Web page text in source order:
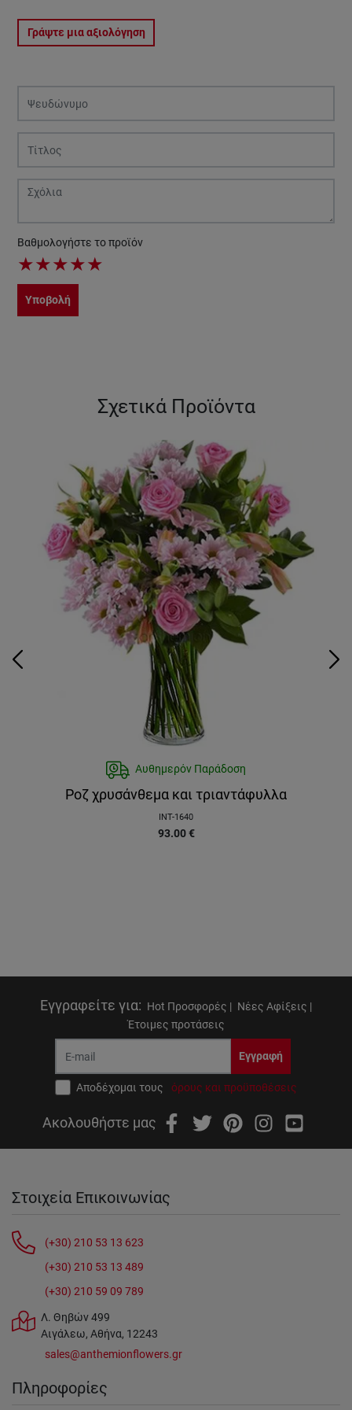
Γράψτε μια αξιολόγηση
Βαθμολογήστε το προϊόν
★★★★★
Υποβολή
Σχετικά Προϊόντα
Αυθημερόν Παράδοση
Ροζ χρυσάνθεμα και τριαντάφυλλα
INT-1640
93.00 €
Εγγραφείτε για: Hot Προσφορές | Νέες Αφίξεις |
Έτοιμες προτάσεις
Εγγραφή
Αποδέχομαι τους όρους και προϋποθέσεις
Ακολουθήστε μας
Στοιχεία Επικοινωνίας
(+30) 210 53 13 623
(+30) 210 53 13 489
(+30) 210 59 09 789
Λ. Θηβών 499
Αιγάλεω, Αθήνα, 12243
sales@anthemionflowers.gr
Πληροφορίες